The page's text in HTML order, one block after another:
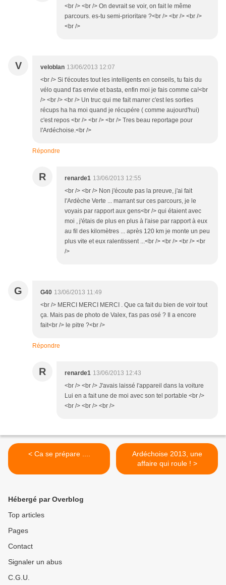
<br /> <br /> On devrait se voir, on fait le même
parcours. es-tu semi-prioritare ?<br /> <br /> <br />
<br />
V veloblan 13/06/2013 12:07
<br /> Si t'écoutes tout les intelligents en conseils, tu fais du
vélo quand t'as envie et basta, enfin moi je fais comme ca!<br
/> <br /> <br /> Un truc qui me fait marrer c'est les sorties
récups ha ha moi quand je récupére ( comme aujourd'hui)
c'est repos <br /> <br /> <br /> Tres beau reportage pour
l'Ardéchoise.<br />
Répondre
R renarde1 13/06/2013 12:55
<br /> <br /> Non j'écoute pas la preuve, j'ai fait
l'Ardèche Verte ... marrant sur ces parcours, je le
voyais par rapport aux gens<br /> qui étaient avec
moi , j'étais de plus en plus à l'aise par rapport à eux
au fil des kilomètres ... après 120 km je monte un peu
plus vite et eux ralentissent ...<br /> <br /> <br /> <br
/>
G G40 13/06/2013 11:49
<br /> MERCI MERCI MERCI . Que ca fait du bien de voir tout
ça. Mais pas de photo de Valex, t'as pas osé ? Il a encore
fait<br /> le pitre ?<br />
Répondre
R renarde1 13/06/2013 12:43
<br /> <br /> J'avais laissé l'appareil dans la voiture
Lui en a fait une de moi avec son tel portable <br />
<br /> <br /> <br />
< Ca se prépare ....
Ardéchoise 2013, une
affaire qui roule ! >
Hébergé par Overblog
Top articles
Pages
Contact
Signaler un abus
C.G.U.